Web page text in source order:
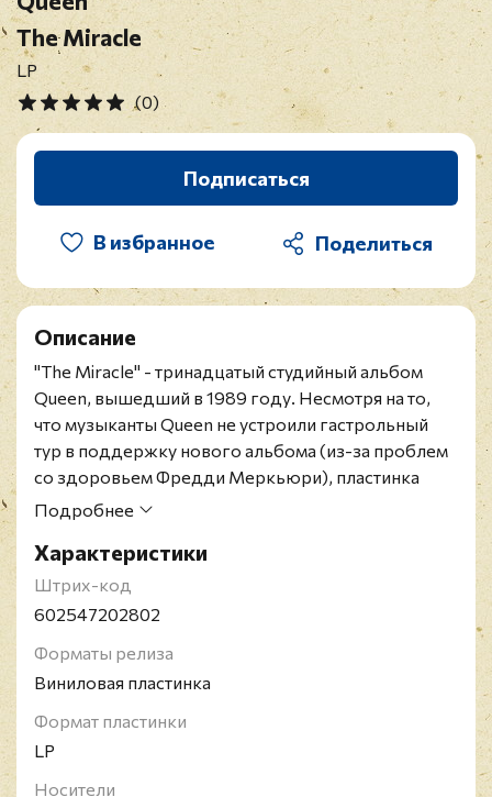
The Miracle
LP
(0)
Подписаться
В избранное
Описание
"The Miracle" - тринадцатый студийный альбом
Queen, вышедший в 1989 году. Несмотря на то,
что музыканты Queen не устроили гастрольный
тур в поддержку нового альбома (из-за проблем
со здоровьем Фредди Меркьюри), пластинка
добилась немалого успеха, возглавив хит-парады
Швейцарии. В США "The Miracle" занял 28 строчку
в чарте Billboard 200.
Ремастированное переиздание 2015 года на
скорости сделан в студии на Эбби Роуд.
Queen - британская рок-группа, основанная в
Лондоне в 1970 году. Состав группы: Роджер
Тэйлор (ударные, вокал) и Брайан Мэй (гитара,
Подробнее
Характеристики
Штрих-код
602547202802
Форматы релиза
Виниловая пластинка
Формат пластинки
LP
Носители